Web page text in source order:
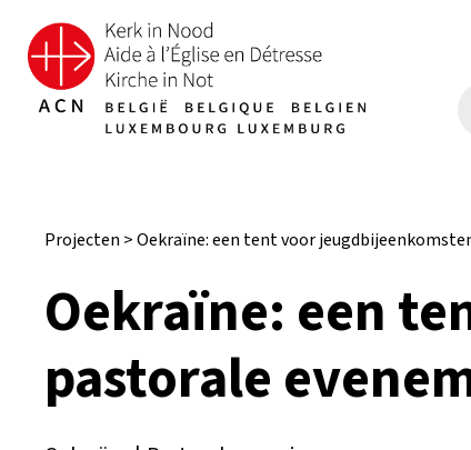
Projecten >Oekraïne: een tent voor
Oekraïne: een
pastorale